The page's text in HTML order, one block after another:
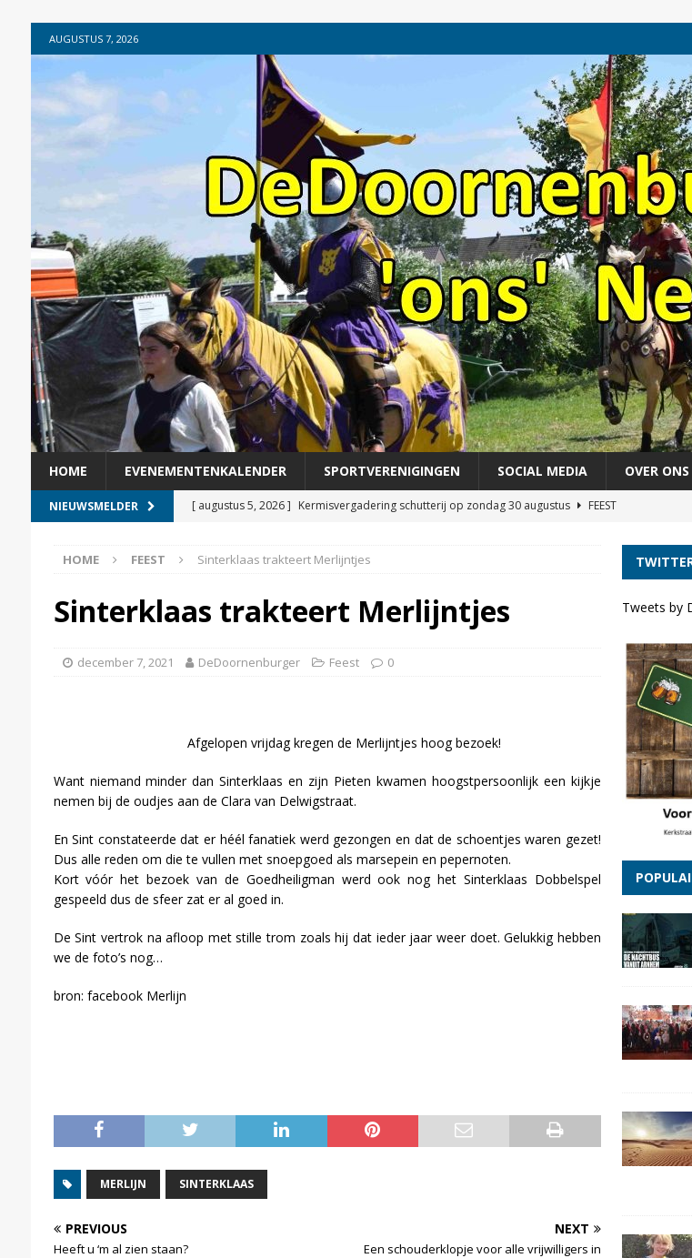
AUGUSTUS 7, 2026
HOME EVENEMENTENKALENDER SPORTVERENIGINGEN SOCIAL MEDIA OVER ONS
NIEUWSMELDER [ augustus 5, 2026 ] Kermisvergadering schutterij op zondag 30 augustus
FEEST
[ augustus 3, 2026 ] Helga Witjes voorgedragen als lijsttrekker VVD Provinciale verkiezingen
[ augustus 2, 2026 ]
Veer Doornenburg-Pááándere uit de vaart door lage waterstand
De nachtbus is weer terug! VERKEER
HOME FEEST Sinterklaas trakteert Merlijntjes
Sinterklaas trakteert Merlijntjes
december 7, 2021 DeDoornenburger Feest 0
Afgelopen vrijdag kregen de Merlijntjes hoog bezoek!
Want niemand minder dan Sinterklaas en zijn Pieten kwamen hoogstpersoonlijk een kijkje
nemen bij de oudjes aan de Clara van Delwigstraat.
En Sint constateerde dat er héél fanatiek werd gezongen en dat de schoentjes waren gezet!
Dus alle reden om die te vullen met snoepgoed als marsepein en pepernoten.
Kort vóór het bezoek van de Goedheiligman werd ook nog het Sinterklaas Dobbelspel
gespeeld dus de sfeer zat er al goed in.
De Sint vertrok na afloop met stille trom zoals hij dat ieder jaar weer doet. Gelukkig hebben
we de foto’s nog…
bron: facebook Merlijn
MERLIJN SINTERKLAAS
PREVIOUS
Heeft u ‘m al zien staan?
NEXT
Een schouderklopje voor alle vrijwilligers in
Tweets by